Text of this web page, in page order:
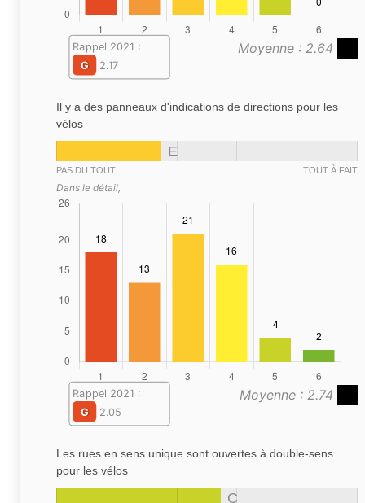
Moyenne : 2.64
Rappel 2021 :
G
2.17
Il y a des panneaux d'indications de directions pour les
vélos
E
PAS DU TOUT TOUT À FAIT
Dans le détail,
Moyenne : 2.74
Rappel 2021 :
G
2.05
Les rues en sens unique sont ouvertes à double-sens
pour les vélos
C